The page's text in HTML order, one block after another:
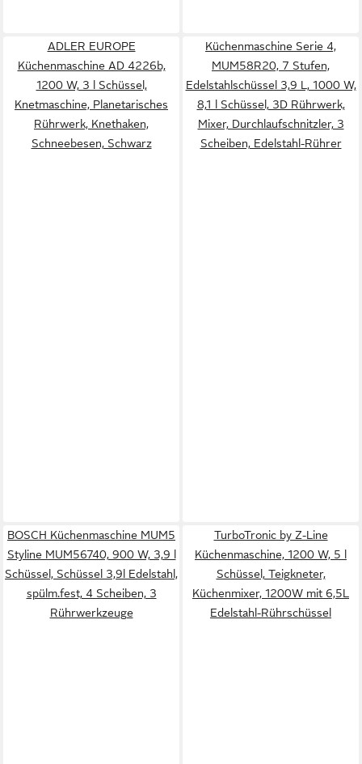
ADLER EUROPE
Küchenmaschine AD 4226b,
1200 W, 3 l Schüssel,
Knetmaschine, Planetarisches
Rührwerk, Knethaken,
Schneebesen, Schwarz
Küchenmaschine Serie 4,
MUM58R20, 7 Stufen,
Edelstahlschüssel 3,9 L, 1000 W,
8,1 l Schüssel, 3D Rührwerk,
Mixer, Durchlaufschnitzler, 3
Scheiben, Edelstahl-Rührer
BOSCH Küchenmaschine MUM5
Styline MUM56740, 900 W, 3,9 l
Schüssel, Schüssel 3,9l Edelstahl,
spülm.fest, 4 Scheiben, 3
Rührwerkzeuge
TurboTronic by Z-Line
Küchenmaschine, 1200 W, 5 l
Schüssel, Teigkneter,
Küchenmixer, 1200W mit 6,5L
Edelstahl-Rührschüssel